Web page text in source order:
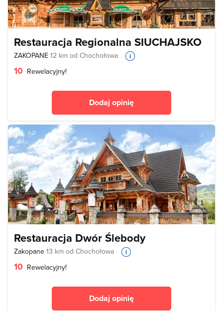
Restauracja Regionalna SIUCHAJSKO
ZAKOPANE 12 km od Chochołowa
10 Rewelacyjny!
Dodaj opinię
Restauracja Dwór Ślebody
Zakopane 13 km od Chochołowa
10 Rewelacyjny!
Dodaj opinię